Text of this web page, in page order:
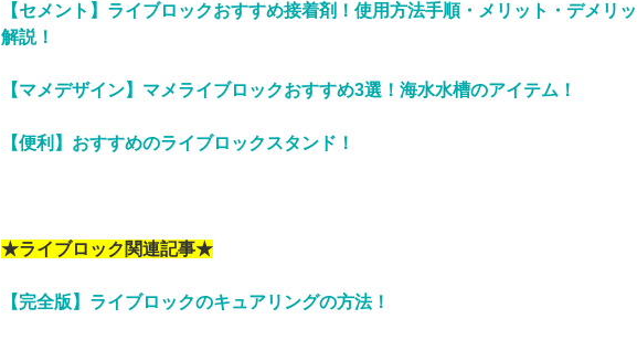
【セメント】ライブロックおすすめ接着剤！使用方法手順・メリット・デメリ
解説！
【マメデザイン】マメライブロックおすすめ3選！海水水槽のアイテム！
【便利】おすすめのライブロックスタンド！
★ライブロック関連記事★
【完全版】ライブロックのキュアリングの方法！